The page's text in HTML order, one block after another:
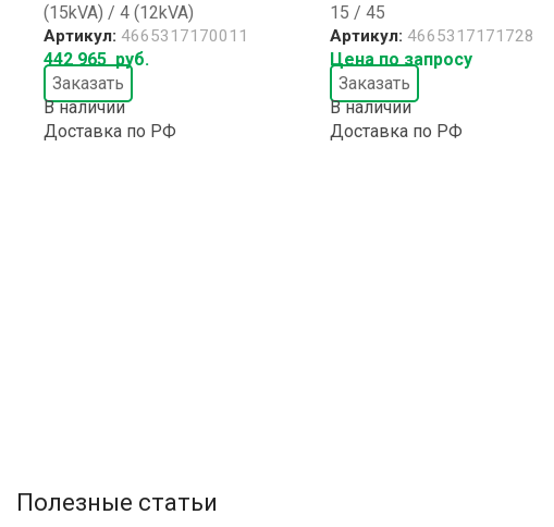
(15kVA) / 4 (12kVA)
Артикул: 4665317170011
442 965 руб.
Заказать
В наличии
Доставка по РФ
15 / 45
Артикул: 4665317171728
Цена по запросу
Заказать
В наличии
Доставка по РФ
Полезные статьи